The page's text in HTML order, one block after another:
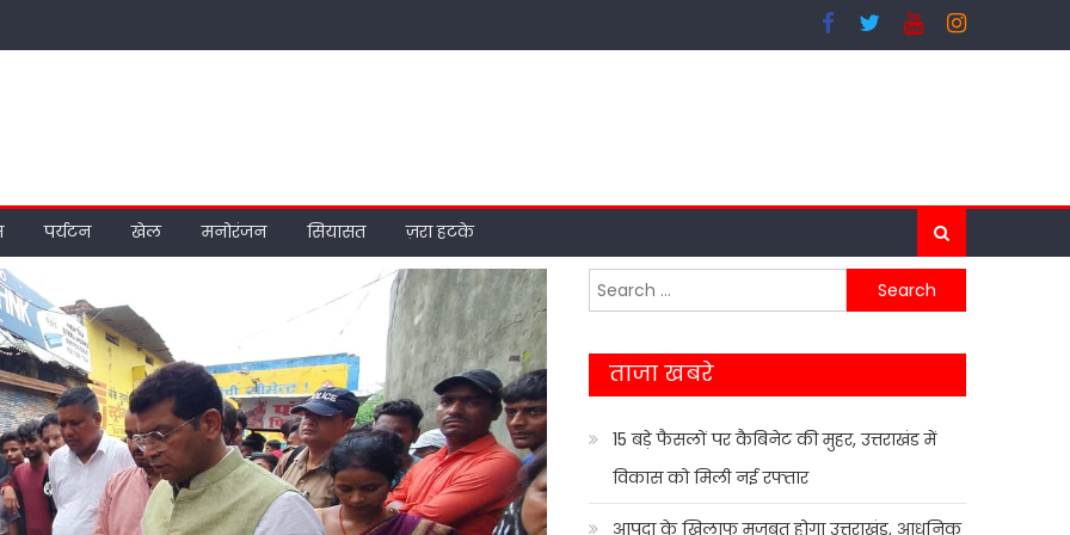
पर्यटन खेल मनोरंजन सियासत ज़रा हटके
Search
for:
ताजा खबरे
15 बड़े फैसलों पर कैबिनेट की मुहर, उत्तराखंड में
विकास को मिली नई रफ्तार
आपदा के खिलाफ मजबूत होगा उत्तराखंड, आधुनिक